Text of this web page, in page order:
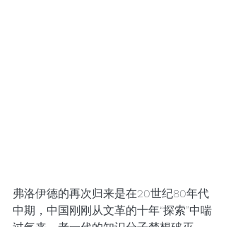
弗洛伊德的再次归来是在20世纪80年代
中期，中国刚刚从文革的十年“探索”中喘